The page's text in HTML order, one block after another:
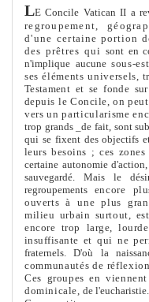
LE Concile Vatican II a
regroupement,
d'une cer­taine portion
des prêtres quisont en
n'implique aucunesous-
ses éléments universels,
Testament et se fonde
depuis le Concile, on
vers un particularisme
trop grands _de fait, sont
qui se fixent des objectifs
leurs besoins ; ces
certaine autonomie
sauvegardé. Mais le
regroupements encore
ouverts à une plus
milieu urbain surtout,
encore trop large,
insuffisante et qui ne per
fraternels. D'où la
communautés de
Ces groupes en
dominicale,de l'eucharistie.